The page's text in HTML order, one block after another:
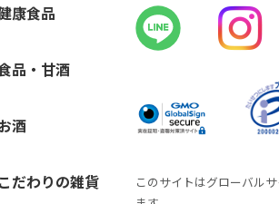
康食品
品・甘酒
酒
こだわりの雑貨
このサイトはグローバル